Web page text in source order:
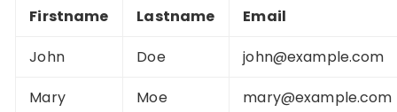
Firstname Lastname
Email
John
Doe
john@example.com
Mary
Moe
mary@example.com